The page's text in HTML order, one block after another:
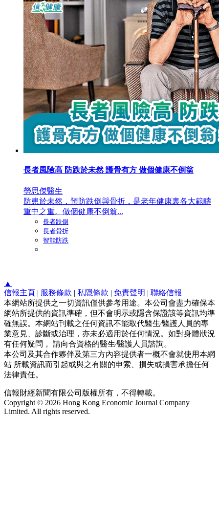
長者風險高 防跌於未然 護骨有方 做個健康不倒翁
勞思傑醫生
防患於未然，預防跌倒與骨折，是老年健康裏各大範疇
重中之重。做個健康不倒翁...
長者跌倒
長者骨折
智能防跌
▲
信報主頁 | 服務條款 | 私隱條款 | 免責聲明 | 聯絡信報
本網站所提供之一切資訊僅供參考用途。本公司會盡力確保本
網站所提供的資訊準確，但不會明示或隱含保證該等資訊均準
確無誤。本網站刊載之任何資訊不能取代醫生∕醫護人員的專
業意見、診斷或治理，亦未必適用於任何情況。如對身體狀況
有任何疑問， 請向合資格的醫生∕醫護人員諮詢。
本公司及其合作夥伴及第三方內容提供者一概不會就使用本網
站 所載資訊而引起或與之有關的申索、損失或損害承擔任何
法律責任。
信報財經新聞有限公司版權所有，不得轉載。
Copyright © 2026 Hong Kong Economic Journal Company
Limited. All rights reserved.